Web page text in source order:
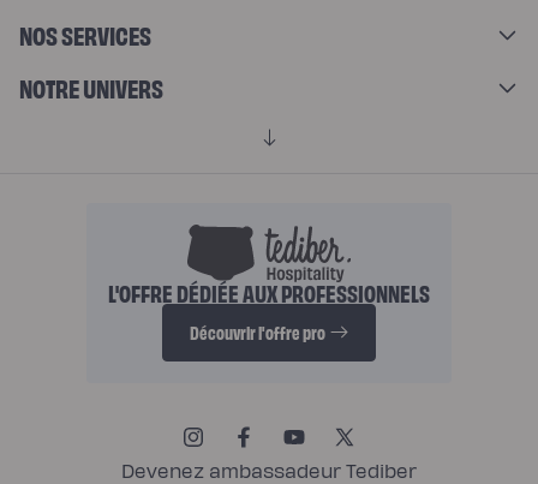
NOS SERVICES
NOTRE UNIVERS
L'OFFRE DÉDIÉE AUX PROFESSIONNELS
Découvrir l'offre pro
InstagramFacebookYouTube
X
(Twitter)
Devenez ambassadeur Tediber